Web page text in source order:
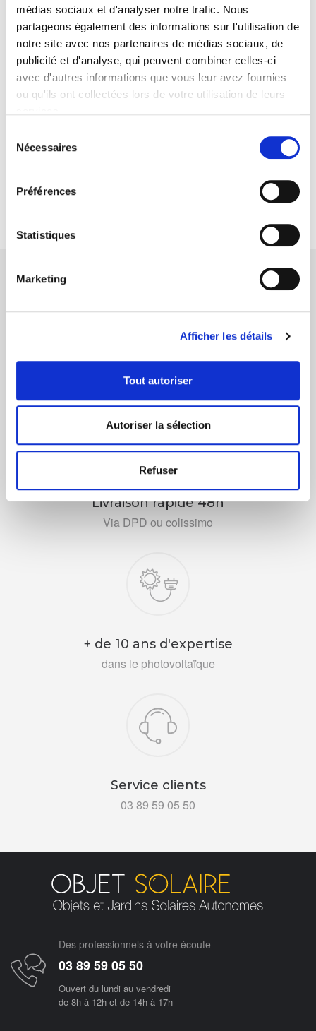
médias sociaux et d'analyser notre trafic. Nous
partageons également des informations sur l'utilisation de
notre site avec nos partenaires de médias sociaux, de
publicité et d'analyse, qui peuvent combiner celles-ci
avec d'autres informations que vous leur avez fournies
ou qu'ils ont collectées lors de votre utilisation de leurs
Nécessaires
Préférences
Statistiques
Marketing
Afficher les détails
Tout autoriser
Autoriser la sélection
Refuser
Filtres
Pas de filtres
Nos engagements
Paiement sécurisé
CB, Virement, Chèque...
Livraison rapide 48h
Via DPD ou colissimo
+ de 10 ans d'expertise
dans le photovoltaïque
Service clients
03 89 59 05 50
Des professionnels à votre écoute
03 89 59 05 50
Ouvert du lundi au vendredi
de 8h à 12h et de 14h à 17h